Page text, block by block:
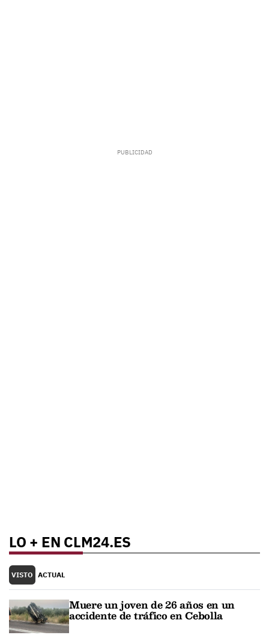
LO + EN CLM24.ES
VISTO ACTUAL
Muere un joven de 26 años en un
accidente de tráfico en Cebolla